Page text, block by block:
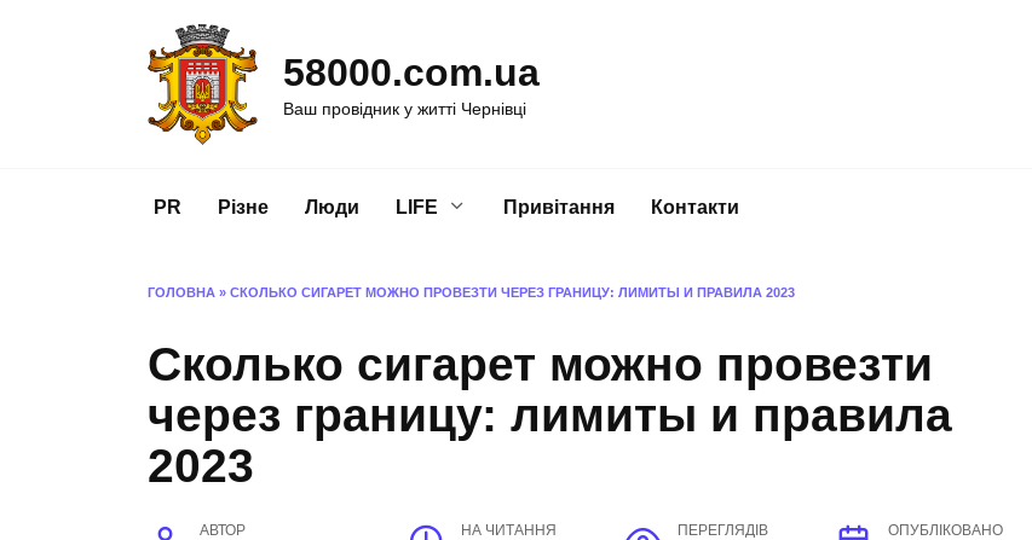
58000.com.ua
Ваш провідник у житті Чернівці
PR Різне Люди LIFE Привітання Контакти
ГОЛОВНА » СКОЛЬКО СИГАРЕТ МОЖНО ПРОВЕЗТИ ЧЕРЕЗ ГРАНИЦУ: ЛИМИТЫ И ПРАВИЛА 2023
Сколько сигарет можно провезти
через границу: лимиты и правила
2023
АВТОР НА ЧИТАННЯ ПЕРЕГЛЯДІВ ОПУБЛІКОВАНО